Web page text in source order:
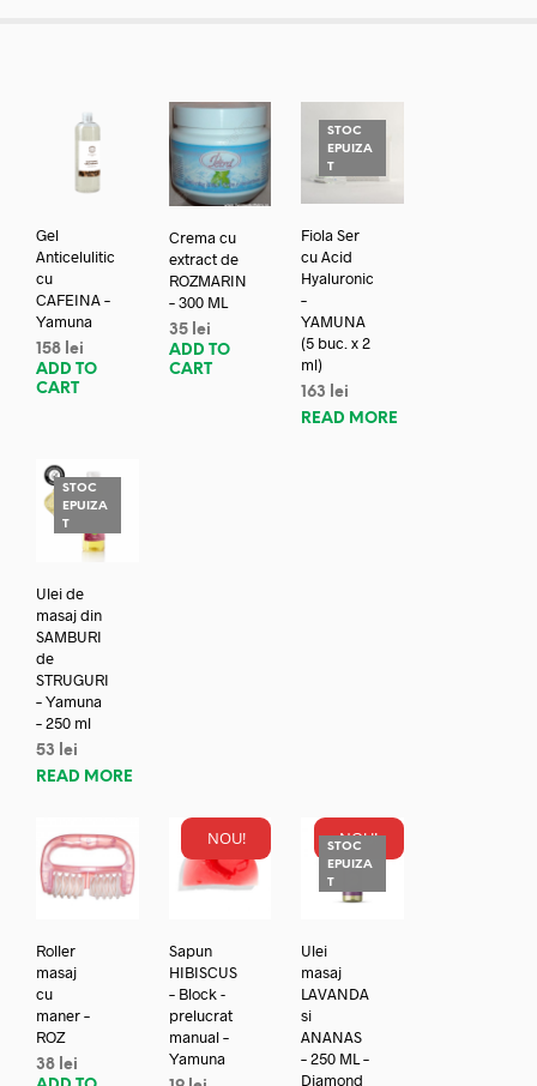
Gel
Anticelulitic
cu
CAFEINA –
Yamuna
158 lei
ADD TO
CART
Crema cu
extract de
ROZMARIN
– 300 ML
35 lei
ADD TO
CART
STOC
EPUIZA
T
Fiola Ser
cu Acid
Hyaluronic
–
YAMUNA
(5 buc. x 2
ml)
163
lei
READ MORE
STOC
EPUIZA
T
Ulei de
masaj din
SAMBURI
de
STRUGURI
– Yamuna
– 250 ml
53
lei
READ MORE
Roller
masaj
cu
maner –
ROZ
38 lei
NOU!
Sapun
HIBISCUS
– Block -
prelucrat
manual –
Yamuna
NOU!
STOC
EPUIZA
T
Ulei
masaj
LAVANDA
si
ANANAS
– 250 ML –
Diamond